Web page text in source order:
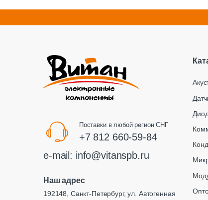
Поставки в любой регион СНГ
+7 812 660-59-84
e-mail: info@vitanspb.ru
Наш адрес
192148, Санкт-Петербург, ул. Автогенная